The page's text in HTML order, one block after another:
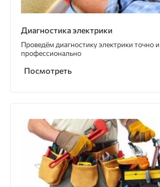
Диагностика электрики
Проведём диагностику электрики точно и
профессионально
Посмотреть